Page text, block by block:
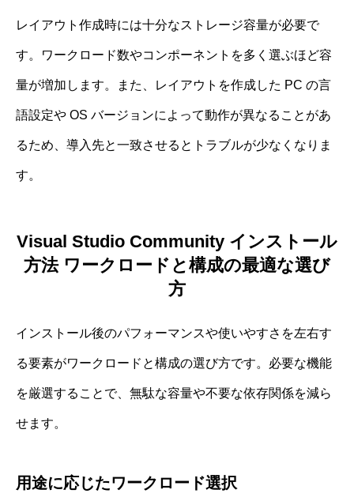
レイアウト作成時には十分なストレージ容量が必要で
す。ワークロード数やコンポーネントを多く選ぶほど容
量が増加します。また、レイアウトを作成した PC の言
語設定や OS バージョンによって動作が異なることがあ
るため、導入先と一致させるとトラブルが少なくなりま
す。
Visual Studio Community インストール
方法 ワークロードと構成の最適な選び
方
インストール後のパフォーマンスや使いやすさを左右す
る要素がワークロードと構成の選び方です。必要な機能
を厳選することで、無駄な容量や不要な依存関係を減ら
せます。
用途に応じたワークロード選択